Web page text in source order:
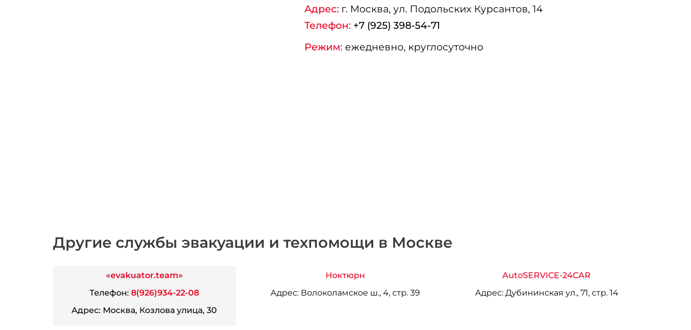
Адрес:г. Москва, ул. Подольских Курсантов, 14
Телефон: +7 (925) 398-54-71
Режим:ежедневно, круглосуточно
Другие службы эвакуации и техпомощи в Москве
«evakuator.team»
Телефон: 8(926)934-22-08
Адрес: Москва, Козлова улица, 30
Ноктюрн
Адрес: Волоколамское ш., 4, стр. 39
AutoSERVICE-24CAR
Адрес:Дубининская ул., 71, стр. 14